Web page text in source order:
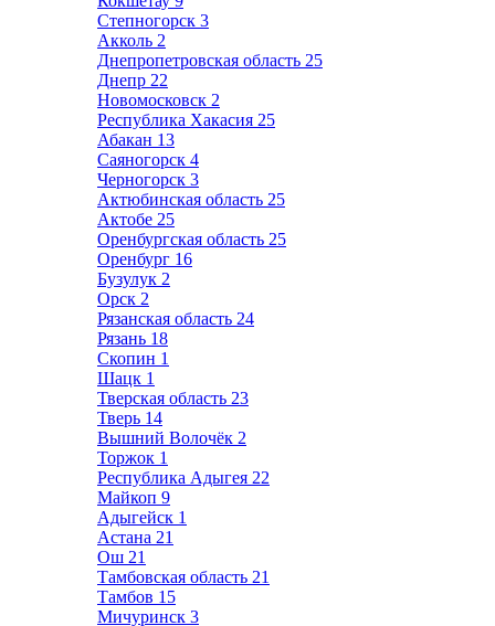
Степногорск 3
Акколь 2
Днепропетровская область 25
Днепр 22
Новомосковск 2
Республика Хакасия 25
Абакан 13
Саяногорск 4
Черногорск 3
Актюбинская область 25
Актобе 25
Оренбургская область 25
Оренбург 16
Бузулук 2
Орск 2
Рязанская область 24
Рязань 18
Скопин 1
Шацк 1
Тверская область 23
Тверь 14
Вышний Волочёк 2
Торжок 1
Республика Адыгея 22
Майкоп 9
Адыгейск 1
Астана 21
Ош 21
Тамбовская область 21
Тамбов 15
Мичуринск 3